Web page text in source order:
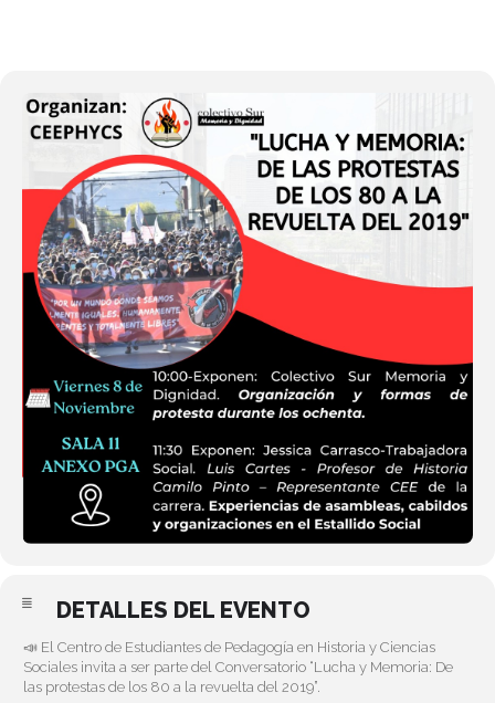
DETALLES DEL EVENTO
📣 El Centro de Estudiantes de Pedagogía en Historia y Ciencias
Sociales invita a ser parte del Conversatorio “Lucha y Memoria: De
las protestas de los 80 a la revuelta del 2019”.